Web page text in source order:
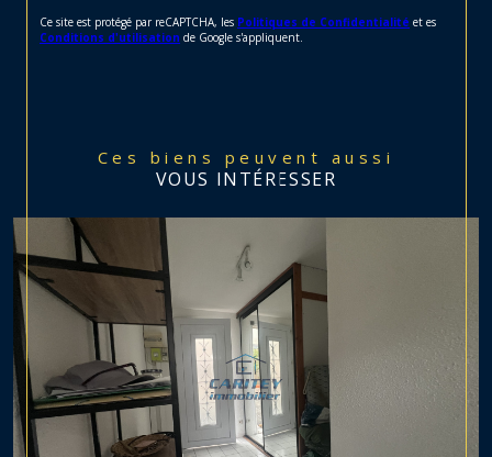
Ce site est protégé par reCAPTCHA, les Politiques de Confidentialité et es
Conditions d'utilisation de Google s'appliquent.
Ces biens peuvent aussi
VOUS INTÉRESSER